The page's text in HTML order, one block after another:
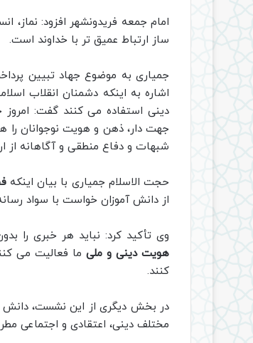
امام جمعه فریدونشهر افزود: نماز،
ساز ارتباط عمیق تر با خداوند است.
جمیاری به موضوع جهاد تبیین
اشاره به اینکه دشمنان انقلاب
دینی استفاده می کنند گفت:
جهت دار، ذهن و هویت نوجوانان را
شبهات و دفاع منطقی و آگاهانه از
حجت الاسلام جمیاری با بیان اینکه
از دانش آموزان خواست با سواد رسانه
وی تأکید کرد: نباید هر خبری را
هویت دینی و ملی ما فعالیت می
کنند.
در بخش دیگری از این نشست، دانش
مختلف دینی، اعتقادی و اجتماعی